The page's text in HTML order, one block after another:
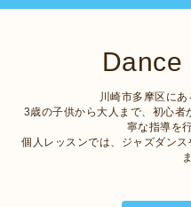
Dance
川崎市多摩区にあ
3歳の子供から大人まで、初心
寧な指導を
個人レッスンでは、ジャズダン